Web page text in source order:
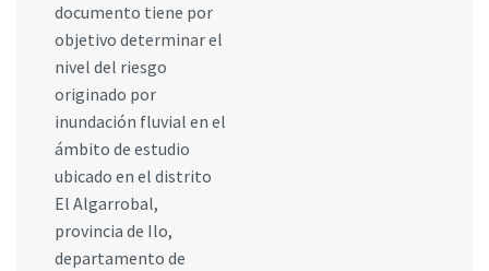
documento tiene por
objetivo determinar el
nivel del riesgo
originado por
inundación fluvial en el
ámbito de estudio
ubicado en el distrito
El Algarrobal,
provincia de Ilo,
departamento de